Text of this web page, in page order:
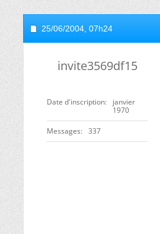
25/06/2004, 07h24
invite3569df15
Date d'inscription
janvier
1970
Messages 337